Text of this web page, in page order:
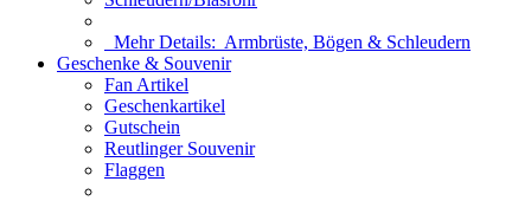
Mehr Details: Armbrüste, Bögen & Schleudern
Geschenke & Souvenir
Fan Artikel
Geschenkartikel
Gutschein
Reutlinger Souvenir
Flaggen